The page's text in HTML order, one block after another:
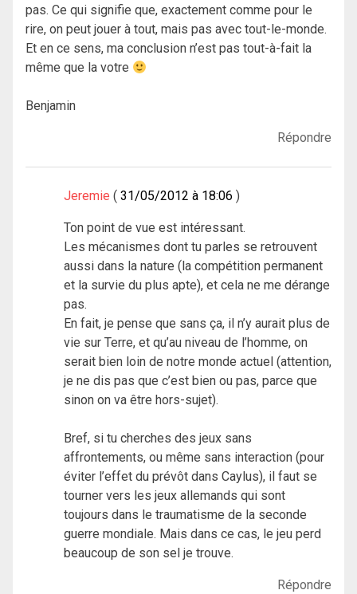
pas. Ce qui signifie que, exactement comme pour le
rire, on peut jouer à tout, mais pas avec tout-le-monde.
Et en ce sens, ma conclusion n’est pas tout-à-fait la
même que la votre
Benjamin
Répondre
Jeremie 31/05/2012 à 18:06
Ton point de vue est intéressant.
Les mécanismes dont tu parles se retrouvent
aussi dans la nature (la compétition permanent
et la survie du plus apte), et cela ne me dérange
pas.
En fait, je pense que sans ça, il n’y aurait plus de
vie sur Terre, et qu’au niveau de l’homme, on
serait bien loin de notre monde actuel (attention,
je ne dis pas que c’est bien ou pas, parce que
sinon on va être hors-sujet).
Bref, si tu cherches des jeux sans
affrontements, ou même sans interaction (pour
éviter l’effet du prévôt dans Caylus), il faut se
tourner vers les jeux allemands qui sont
toujours dans le traumatisme de la seconde
guerre mondiale. Mais dans ce cas, le jeu perd
beaucoup de son sel je trouve.
Répondre